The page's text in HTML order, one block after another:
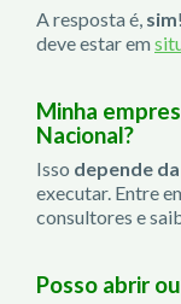
A resposta é, sim
deve estar em
Minha
Nacional?
Isso depende
executar. Entre
consultores e
Posso abrir